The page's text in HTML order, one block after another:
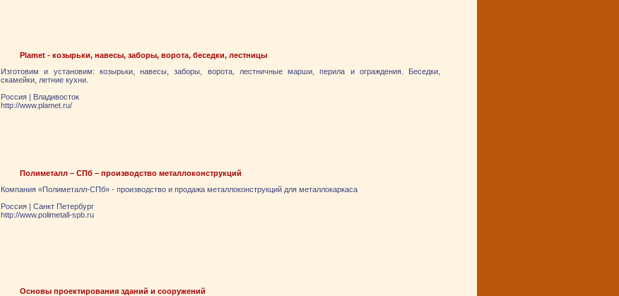
Plamet - козырьки, навесы, заборы, ворота, беседки, лестницы
Изготовим и установим: козырьки, навесы, заборы, ворота, лестничные марши, перила и ограждения. Беседки,
скамейки, летние кухни.
Россия | Владивосток
http://www.plamet.ru/
Полиметалл – СПб – производство металлоконструкций
Компания «Полиметалл-СПб» - производство и продажа металлоконструкций для металлокаркаса
Россия | Санкт Петербург
http://www.polimetall-spb.ru
Основы проектирования зданий и сооружений